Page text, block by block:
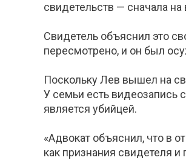
свидетельств — сначала
Свидетель объяснил это
пересмотрено, и он был
Поскольку Лев вышел на
У семьи есть видеозапись
является убийцей.
«Адвокат объяснил, что в
как признания свидетеля